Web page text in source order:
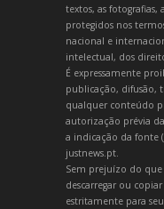
textos, as fotografias,
protegidos nos
nacional e
intelectual, dos
É expressamente
publicação, difusão,
qualquer conteúdo
autorização prévia
a indicação da fonte
justnews.pt.
Sem prejuízo do
descarregar ou
estritamente para